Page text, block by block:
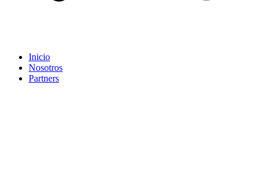
Inicio
Nosotros
Partners